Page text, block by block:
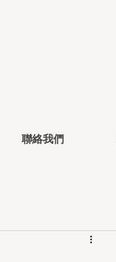
聯絡我們